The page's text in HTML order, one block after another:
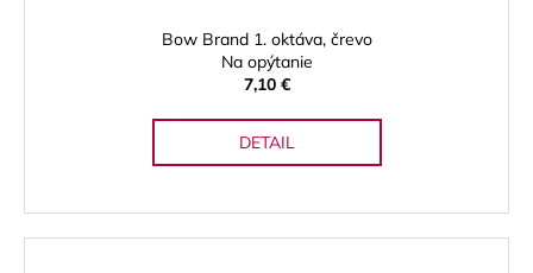
Bow Brand 1. oktáva, črevo
Na opýtanie
7,10 €
DETAIL